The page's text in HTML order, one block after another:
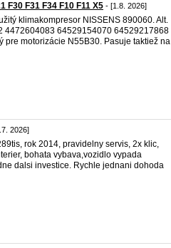
F30 F31 F34 F10 F11 X5 - [1.8. 2026]
klimakompresor NISSENS 890060. Alt.
4472604083 64529154070 64529217868
pre motorizácie N55B30. Pasuje taktiež na
2026]
rok 2014, pravidelny servis, 2x klic,
bohata vybava,vozidlo vypada
dalsi investice. Rychle jednani dohoda